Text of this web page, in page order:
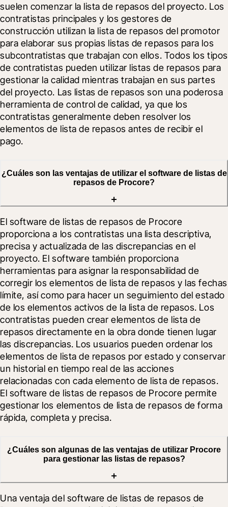
suelen comenzar la lista de repasos del proyecto. Los
contratistas principales y los gestores de
construcción utilizan la lista de repasos del promotor
para elaborar sus propias listas de repasos para los
subcontratistas que trabajan con ellos. Todos los tipos
de contratistas pueden utilizar listas de repasos para
gestionar la calidad mientras trabajan en sus partes
del proyecto. Las listas de repasos son una poderosa
herramienta de control de calidad, ya que los
contratistas generalmente deben resolver los
elementos de lista de repasos antes de recibir el
pago.
¿Cuáles son las ventajas de utilizar el software de listas de
repasos de Procore?
El software de listas de repasos de Procore
proporciona a los contratistas una lista descriptiva,
precisa y actualizada de las discrepancias en el
proyecto. El software también proporciona
herramientas para asignar la responsabilidad de
corregir los elementos de lista de repasos y las fechas
límite, así como para hacer un seguimiento del estado
de los elementos activos de la lista de repasos. Los
contratistas pueden crear elementos de lista de
repasos directamente en la obra donde tienen lugar
las discrepancias. Los usuarios pueden ordenar los
elementos de lista de repasos por estado y conservar
un historial en tiempo real de las acciones
relacionadas con cada elemento de lista de repasos.
El software de listas de repasos de Procore permite
gestionar los elementos de lista de repasos de forma
rápida, completa y precisa.
¿Cuáles son algunas de las ventajas de utilizar Procore
para gestionar las listas de repasos?
Una ventaja del software de listas de repasos de